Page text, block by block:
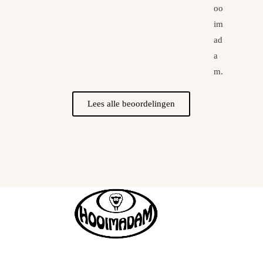
oo
im
ad
a
m.
Lees alle beoordelingen